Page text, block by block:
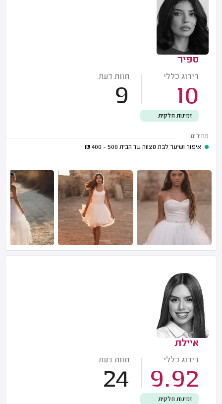
ספיר
דירוג כללי
10
חוות דעת
9
זמינות חלקית
מחירים:
איפור ושיער לבת מצווה עד הבית 500 - 400
₪
איילת
דירוג כללי
9.92
חוות דעת
24
זמינות חלקית